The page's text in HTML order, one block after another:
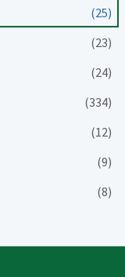
(25)
(23)
(24)
(334)
(12)
(9)
(8)